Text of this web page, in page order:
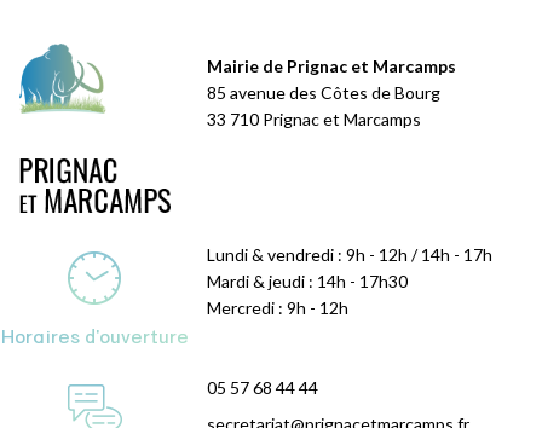
Mairie de Prignac et Marcamps
85 avenue des Côtes de Bourg
33 710 Prignac et Marcamps
Horaires d'ouverture
Lundi & vendredi : 9h - 12h / 14h - 17h
Mardi & jeudi : 14h - 17h30
Mercredi : 9h - 12h
05 57 68 44 44